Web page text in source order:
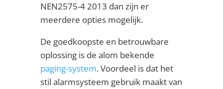
NEN2575-4 2013 dan zijn er
meerdere opties mogelijk.
De goedkoopste en betrouwbare
oplossing is de alom bekende
paging-system. Voordeel is dat het
stil alarmsysteem gebruik maakt van